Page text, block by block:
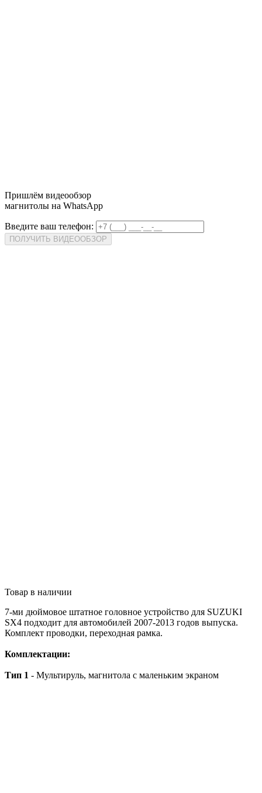
Пришлём видеообзор
магнитолы на WhatsApp
Введите ваш телефон:
ПОЛУЧИТЬ ВИДЕООБЗОР
Товар в наличии
7-ми дюймовое штатное головное устройство для SUZUKI
SX4 подходит для автомобилей 2007-2013 годов выпуска.
Комплект проводки, переходная рамка.
Комплектации:
Тип 1 - Мультируль, магнитола с маленьким экраном